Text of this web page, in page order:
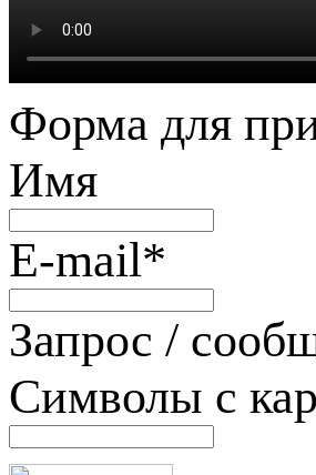
Форма для
Имя
E-mail*
Запрос /
Символы с